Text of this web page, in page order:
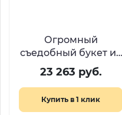
Огромный
съедобный букет из
деликатесов
«Средиземноморье»
23 263 руб.
Купить в 1 клик